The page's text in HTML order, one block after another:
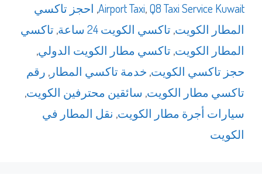
Airport Taxi,Q8 Taxi Service Kuwait
, احجز تاكسي
المطار الكويت, تاكسي الكويت 24 ساعة , تاكسي
المطار الكويت, تاكسي مطار الكويت الدولي,
حجز تاكسي الكويت, خدمة تاكسي المطار , رقم
تاكسي مطار الكويت, سائقين محترفين الكويت,
سيارات أجرة مطار الكويت, نقل المطار في
الكويت